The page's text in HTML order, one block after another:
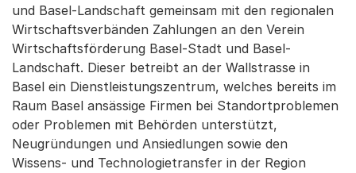
und Basel-Landschaft gemeinsam mit den regionalen
Wirtschaftsverbänden Zahlungen an den Verein
Wirtschaftsförderung Basel-Stadt und Basel-
Landschaft. Dieser betreibt an der Wallstrasse in
Basel ein Dienstleistungszentrum, welches bereits im
Raum Basel ansässige Firmen bei Standortproblemen
oder Problemen mit Behörden unterstützt,
Neugründungen und Ansiedlungen sowie den
Wissens- und Technologietransfer in der Region